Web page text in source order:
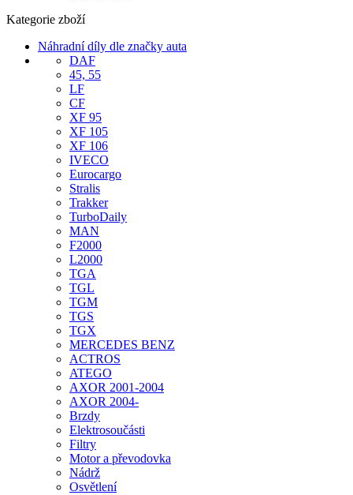
Kategorie zboží
Náhradní díly dle značky auta
DAF
45, 55
LF
CF
XF 95
XF 105
XF 106
IVECO
Eurocargo
Stralis
Trakker
TurboDaily
MAN
F2000
L2000
TGA
TGL
TGM
TGS
TGX
MERCEDES BENZ
ACTROS
ATEGO
AXOR 2001-2004
AXOR 2004-
Brzdy
Elektrosoučásti
Filtry
Motor a převodovka
Nádrž
Osvětlení